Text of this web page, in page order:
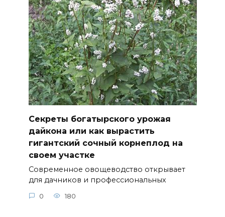
Секреты богатырского урожая
дайкона или как вырастить
гигантский сочный корнеплод на
своем участке
Современное овощеводство открывает
для дачников и профессиональных
0 180